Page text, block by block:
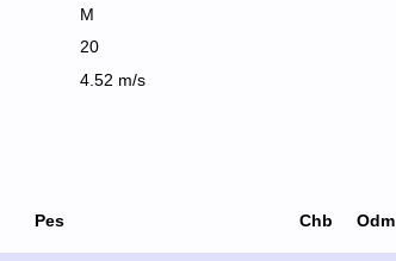
M
20
4.52 m/s
Pes Chb Odm